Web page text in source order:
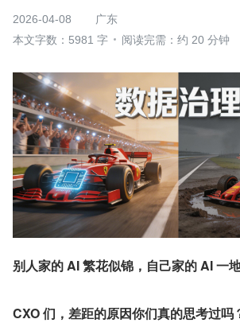
2026-04-08
广东
本文字数：5981 字
阅读完需：约 20 分钟
别人家的 AI 繁花似锦，自己家的 AI 一
CXO 们，差距的原因你们真的思考过吗